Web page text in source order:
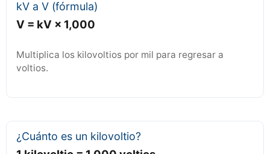
kV a V (fórmula)
V = kV × 1,000
Multiplica los kilovoltios por mil para regresar a
voltios.
¿Cuánto es un kilovoltio?